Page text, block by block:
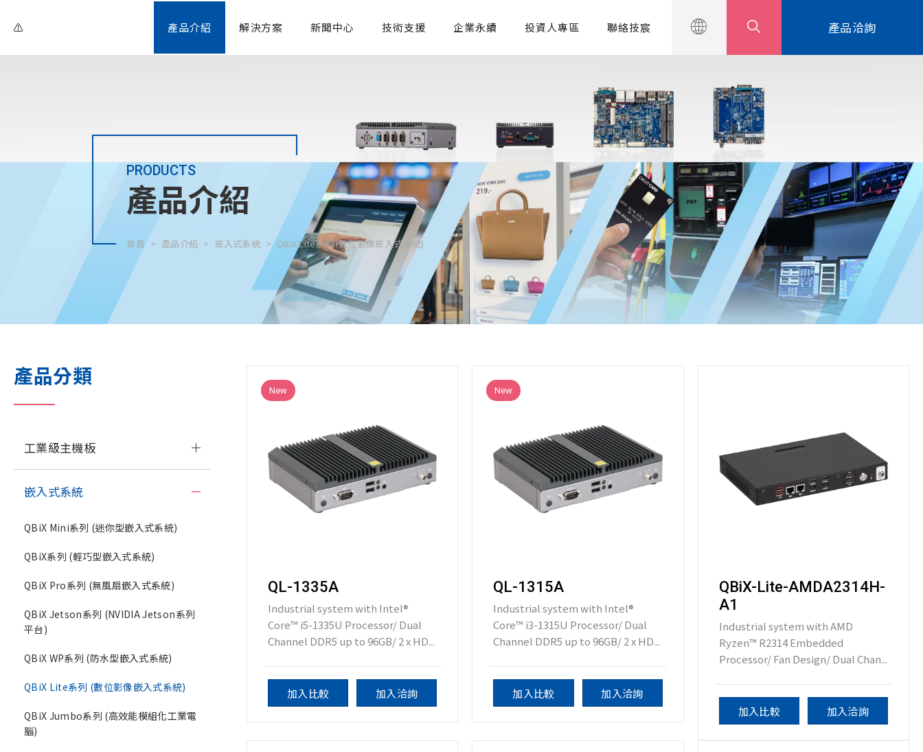
產品介紹 解決方案 新聞中心 技術支援 企業永續 投資人專區 聯絡技宸 產品洽詢
PRODUCTS
產品介紹
首頁 產品介紹 嵌入式系統 QBiX Lite系列 (數位影像嵌入式系統)
產品分類
工業級主機板
嵌入式系統
QBiX Mini系列 (迷你型嵌入式系統)
QBiX系列 (輕巧型嵌入式系統)
QBiX Pro系列 (無風扇嵌入式系統)
QBiX Jetson系列 (NVIDIA Jetson系列
平台)
QBiX WP系列 (防水型嵌入式系統)
QBiX Lite系列 (數位影像嵌入式系統)
QBiX Jumbo系列 (高效能模組化工業電
腦)
New
QL-1335A
Industrial system with Intel®
Core™ i5-1335U Processor/ Dual
Channel DDR5 up to 96GB/ 2 x HD...
加入比較 加入洽詢
New
QL-1315A
Industrial system with Intel®
Core™ i3-1315U Processor/ Dual
Channel DDR5 up to 96GB/ 2 x HD...
加入比較 加入洽詢
QBiX-Lite-AMDA2314H-
A1
Industrial system with AMD
Ryzen™ R2314 Embedded
Processor/ Fan Design/ Dual Chan...
加入比較 加入洽詢